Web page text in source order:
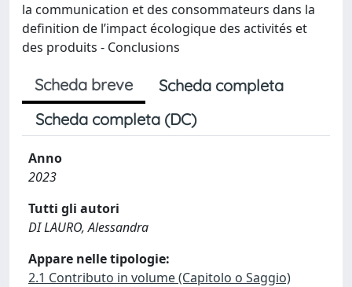
la communication et des consommateurs dans la
definition de l’impact écologique des activités et
des produits - Conclusions
Scheda breve
Scheda completa
Scheda completa (DC)
Anno
2023
Tutti gli autori
DI LAURO, Alessandra
Appare nelle tipologie:
2.1 Contributo in volume (Capitolo o Saggio)